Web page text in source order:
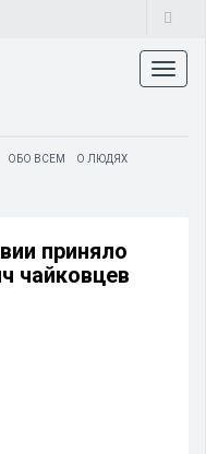
ОБО ВСЕМ
О ЛЮДЯХ
приняло
чайковцев